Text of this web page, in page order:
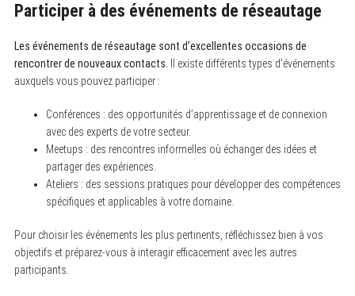
Participer à des événements de réseautage
Les événements de réseautage sont d’excellentes occasions de
rencontrer de nouveaux contacts. Il existe différents types d’événements
auxquels vous pouvez participer :
Conférences : des opportunités d’apprentissage et de connexion
avec des experts de votre secteur.
Meetups : des rencontres informelles où échanger des idées et
partager des expériences.
Ateliers : des sessions pratiques pour développer des compétences
spécifiques et applicables à votre domaine.
Pour choisir les événements les plus pertinents, réfléchissez bien à vos
objectifs et préparez-vous à interagir efficacement avec les autres
participants.
a
h
r